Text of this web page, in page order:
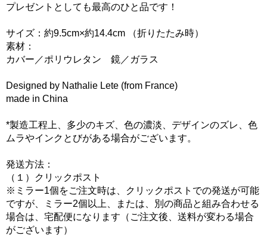
プレゼントとしても最高のひと品です！
サイズ：約9.5cm×約14.4cm （折りたたみ時）
素材：
カバー／ポリウレタン 鏡／ガラス
Designed by Nathalie Lete (from France)
made in China
*製造工程上、多少のキズ、色の濃淡、デザインのズレ、色
ムラやインクとびがある場合がございます。
発送方法：
（１）クリックポスト
※ミラー1個をご注文時は、クリックポストでの発送が可能
ですが、ミラー2個以上、または、別の商品と組み合わせる
場合は、宅配便になります（ご注文後、送料が変わる場合
がございます）